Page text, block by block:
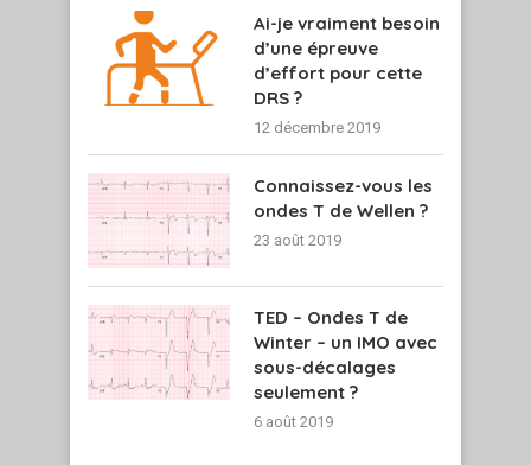
Ai-je vraiment besoin
d’une épreuve
d’effort pour cette
DRS ?
12 décembre 2019
Connaissez-vous les
ondes T de Wellen ?
23 août 2019
TED – Ondes T de
Winter – un IMO avec
sous-décalages
seulement ?
6 août 2019